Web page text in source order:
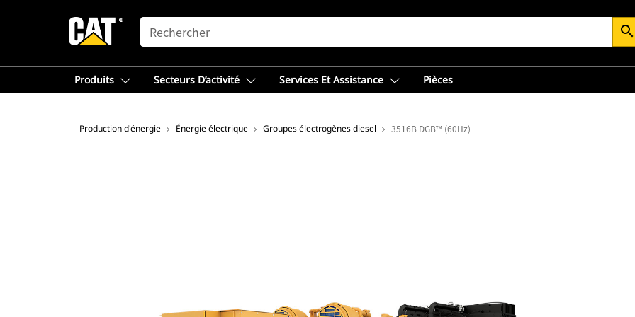
SEARCH search
Produits Secteurs D’activité Services Et Assistance Pièces
Production d'énergie Énergie électrique Groupes électrogènes diesel 3516B DGB™ (60Hz)